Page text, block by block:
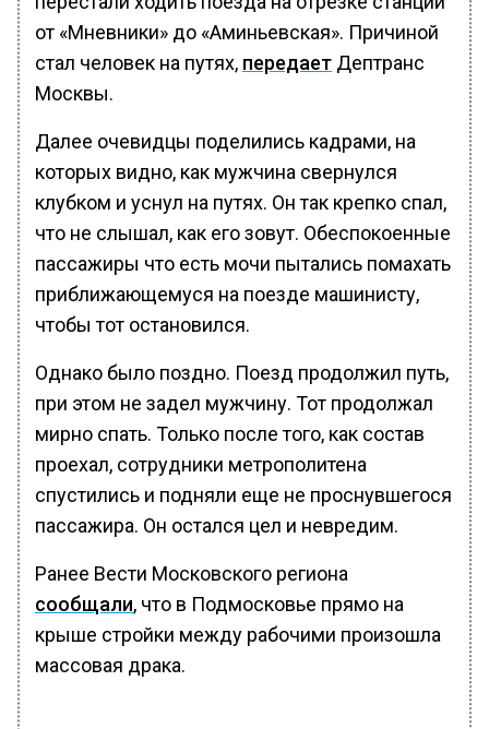
от «Мневники» до «Аминьевская». Причиной
стал человек на путях, передает Дептранс
Москвы.
Далее очевидцы поделились кадрами, на
которых видно, как мужчина свернулся
клубком и уснул на путях. Он так крепко спал,
что не слышал, как его зовут. Обеспокоенные
пассажиры что есть мочи пытались помахать
приближающемуся на поезде машинисту,
чтобы тот остановился.
Однако было поздно. Поезд продолжил путь,
при этом не задел мужчину. Тот продолжал
мирно спать. Только после того, как состав
проехал, сотрудники метрополитена
спустились и подняли еще не проснувшегося
пассажира. Он остался цел и невредим.
Ранее Вести Московского региона
сообщали, что в Подмосковье прямо на
крыше стройки между рабочими произошла
массовая драка.